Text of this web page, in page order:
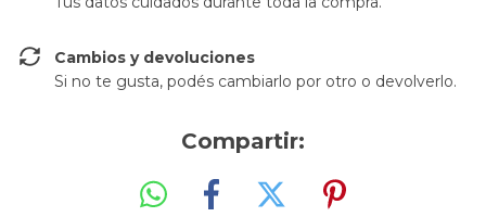
Cambios y devoluciones
Si no te gusta, podés cambiarlo por otro o devolverlo.
Compartir: